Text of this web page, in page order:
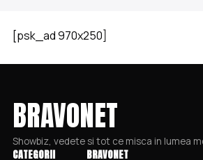
[psk_ad 970x250]
BRAVONET
Showbiz, vedete si tot ce misca in lumea
CATEGORII BRAVONET